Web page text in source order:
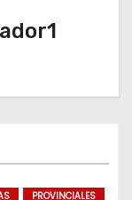
PROVINCIALES